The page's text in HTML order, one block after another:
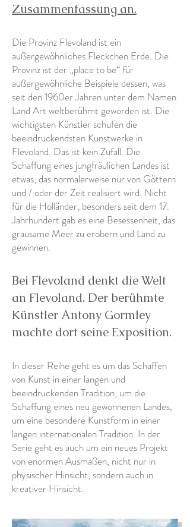
Zusammenfassung an.
Die Provinz Flevoland ist ein
außergewöhnliches Fleckchen Erde. Die
Provinz ist der „place to be“ für
außergewöhnliche Beispiele dessen, was
seit den 1960er Jahren unter dem Namen
Land Art weltberühmt geworden ist. Die
wichtigsten Künstler schufen die
beeindruckendsten Kunstwerke in
Flevoland. Das ist kein Zufall. Die
Schaffung eines jungfräulichen Landes ist
etwas, das normalerweise nur von Göttern
und / oder der Zeit realisiert wird. Nicht
für die Holländer, besonders seit dem 17.
Jahrhundert gab es eine Besessenheit, das
grausame Meer zu erobern und Land zu
gewinnen.
Bei Flevoland denkt die Welt
an Flevoland. Der berühmte
Künstler Antony Gormley
machte dort seine Exposition.
In dieser Reihe geht es um das Schaffen
von Kunst in einer langen und
beeindruckenden Tradition, um die
Schaffung eines neu gewonnenen Landes,
um eine besondere Kunstform in einer
langen internationalen Tradition. In der
Serie geht es auch um ein neues Projekt
von enormen Ausmaßen, nicht nur in
physischer Hinsicht, sondern auch in
kreativer Hinsicht.